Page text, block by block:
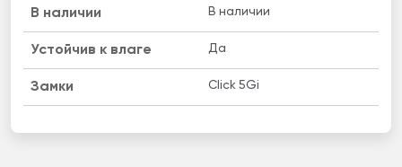
B наличии В наличии
Устойчив к влаге Да
Замки Click 5Gi